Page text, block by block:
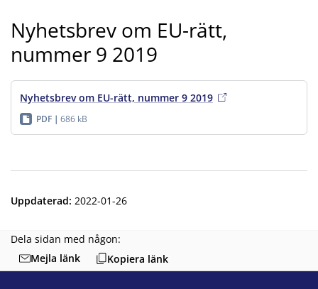
Nyhetsbrev om EU-rätt,
nummer 9 2019
Nyhetsbrev om EU-rätt, nummer 9 2019
PDF 686 kB
Uppdaterad: 2022-01-26
Dela sidan med någon:
Mejla länk
Kopiera länk